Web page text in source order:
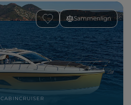
Sammenlign
CABINCRUISER